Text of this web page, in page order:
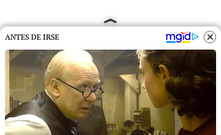
ANTES DE IRSE